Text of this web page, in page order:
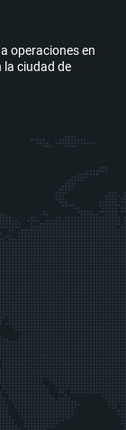
operaciones en
la ciudad de